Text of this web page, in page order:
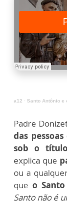
a12 · Santo Antônio e
Padre
das
sob o
explica que
ou a
que o
Santo não é